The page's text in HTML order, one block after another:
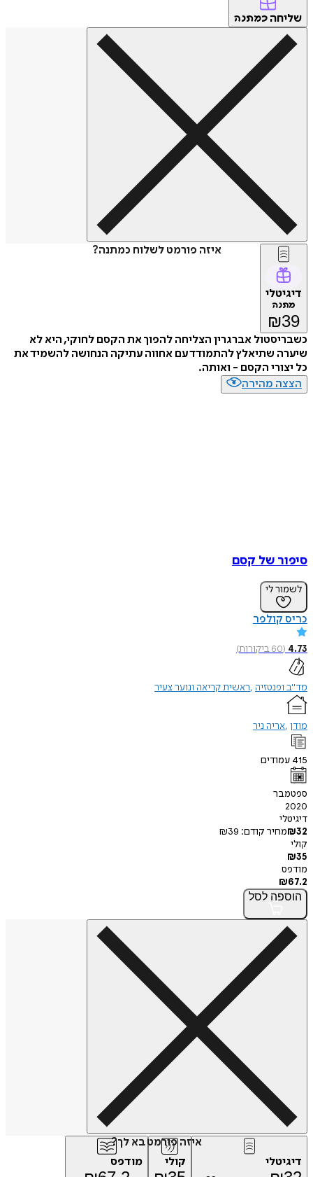
שליחה כמתנה
איזה פורמט לשלוח כמתנה?
דיגיטלי
מתנה
₪39
כשבריסטול אברגרין הצליחה להפוך את הקסם לחוקי, היא לא
שיערה שתיאלץ להתמודד עם אחווה עתיקה הנחושה להשמיד את
כל יצורי הקסם - ואותה.
הצצה מהירה
סיפור של קסם
לשמור לי
כריס קולפר
4.73
(
60ביקורות)
מד"ב ופנטזיה ראשית קריאה ונוער צעיר
מודן אריה ניר
415 עמודים
ספטמבר
2020
דיגיטלי
₪32 מחיר קודם: ₪39
קולי
₪35
מודפס
₪67.2
הוספה לסל
איזה פורמט בא לך?
דיגיטלי
קולי מודפס